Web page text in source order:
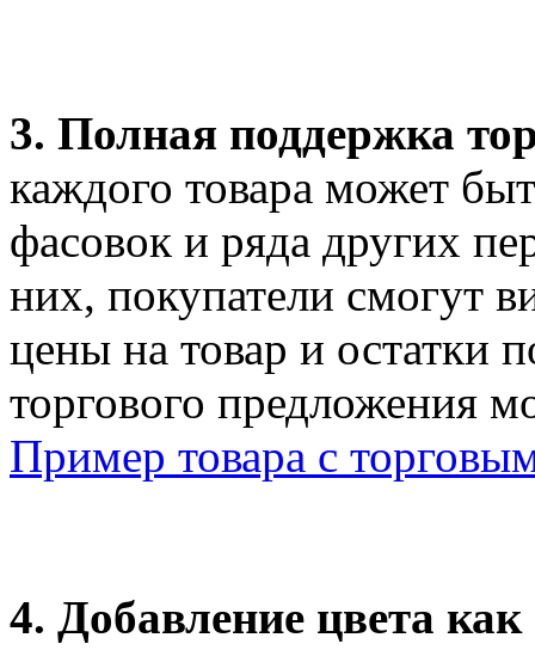
3. Полная поддержка
каждого товара может
фасовок и ряда других
них, покупатели смогут
цены на товар и остатки
торгового предложения
Пример товара с
4. Добавление цвета